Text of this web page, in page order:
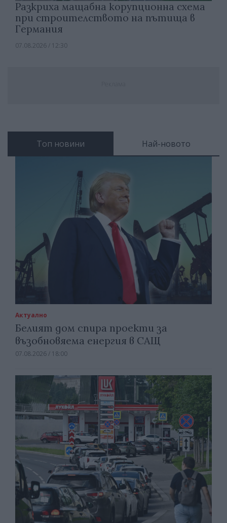
Разкриха мащабна корупционна схема
при строителството на пътища в
Германия
07.08.2026 / 12:30
Топ новини Най-новото
Актуално
Белият дом спира проекти за
възобновяема енергия в САЩ
07.08.2026 / 18:00